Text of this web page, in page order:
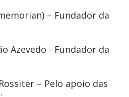
– Fundador da
Azevedo - Fundador da
– Pelo apoio das